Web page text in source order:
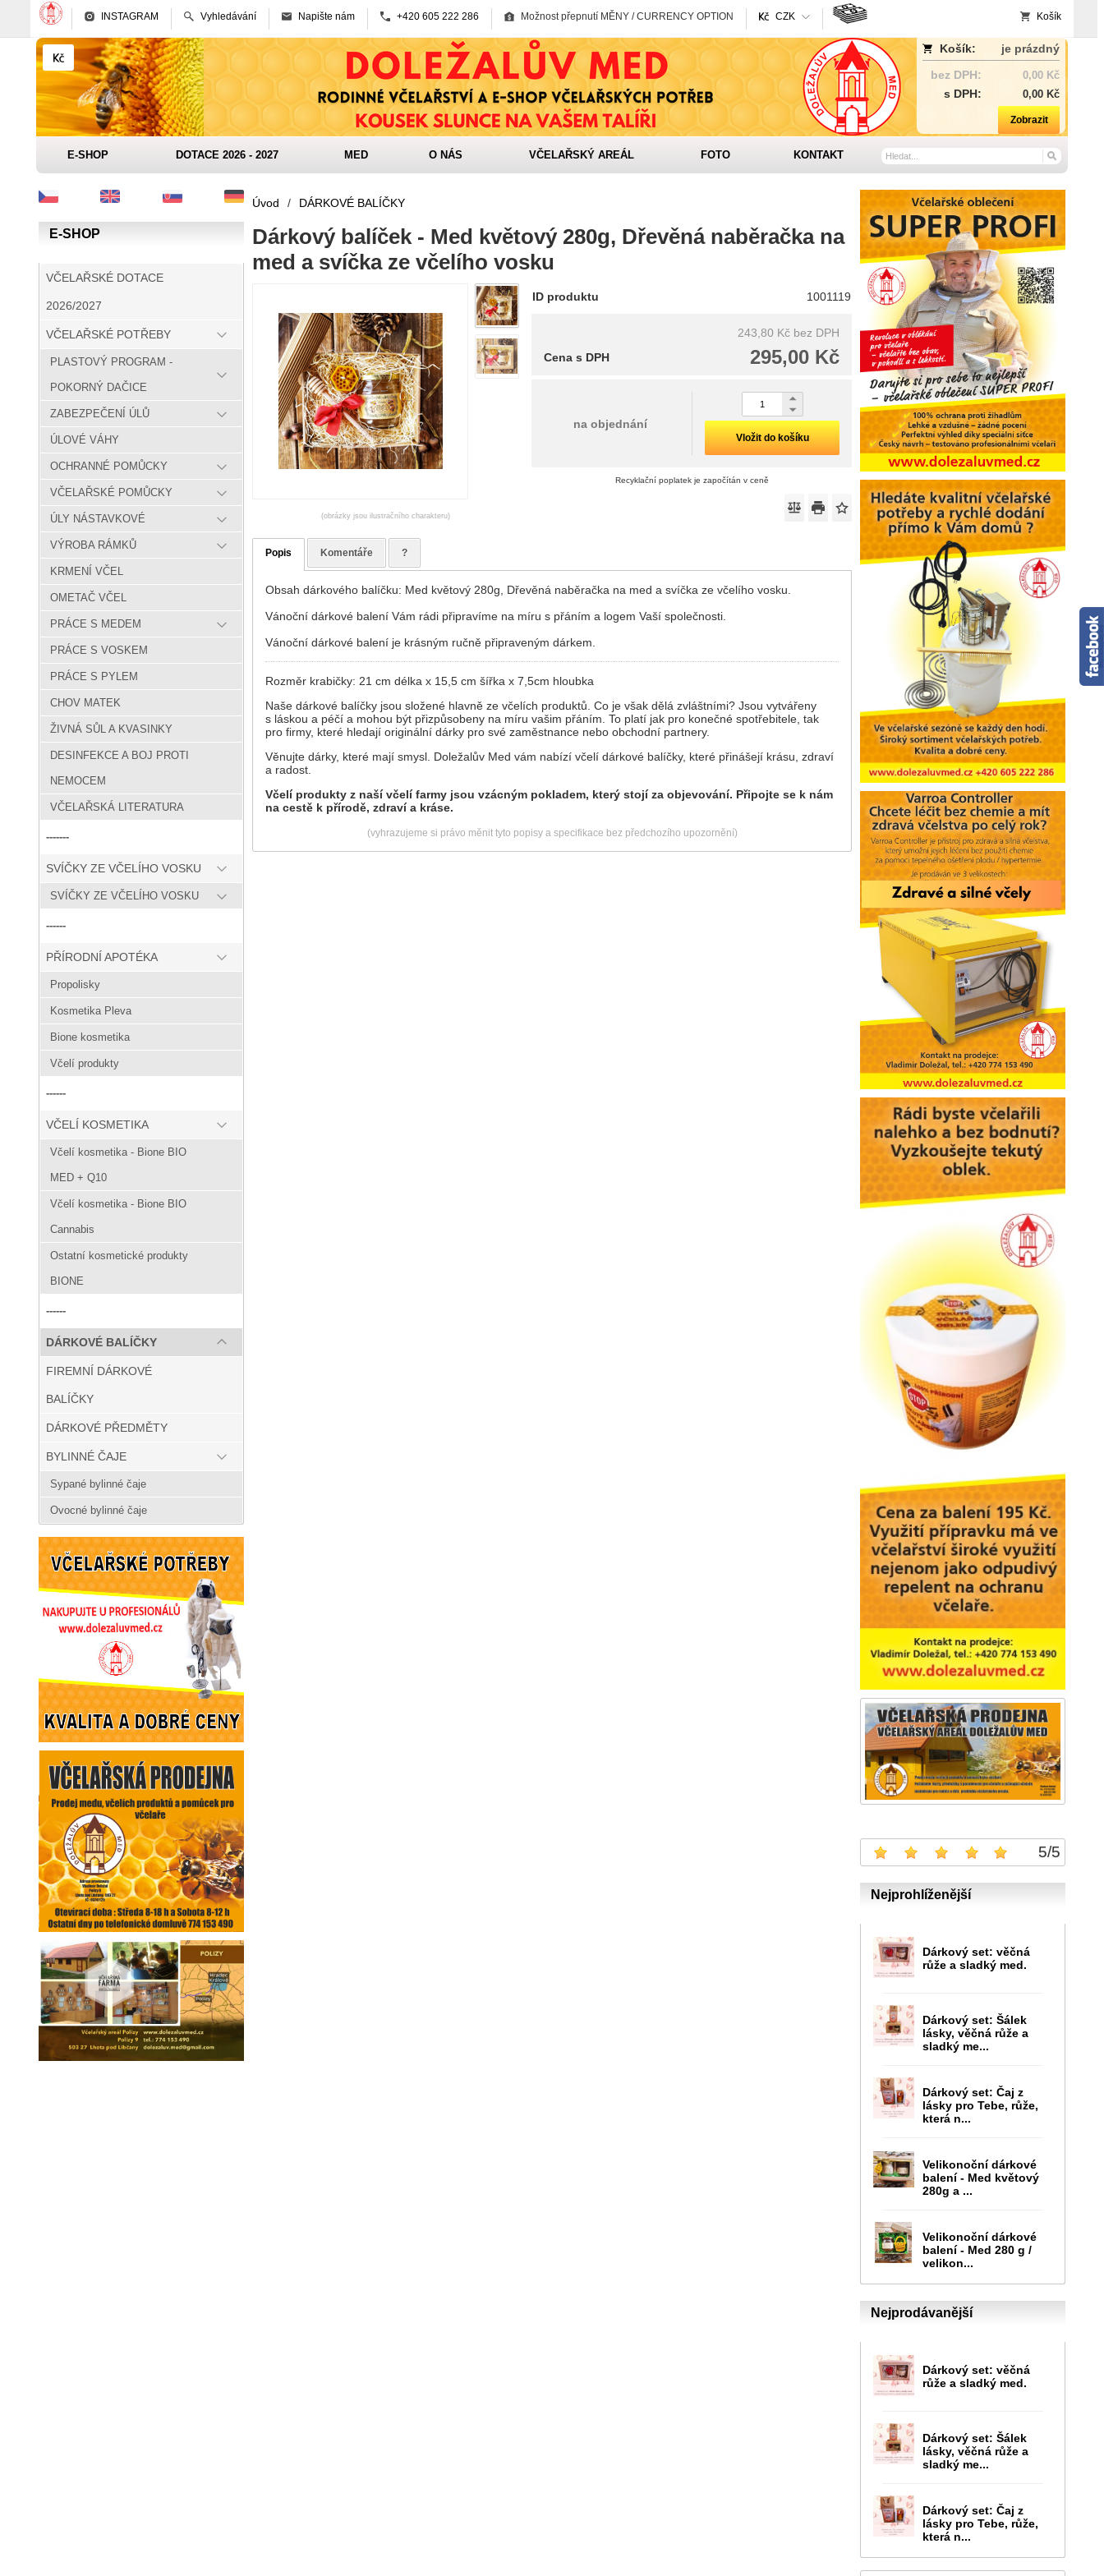
INSTAGRAM Vyhledávání Napište nám +420 605 222 286 Možnost přepnutí MĚNY / CURRENCY OPTION CZK Košík
Košík:
je prázdný
bez DPH:
0,00 Kč
s DPH: 0,00 Kč
Zobrazit
E-SHOP DOTACE 2026 - 2027 MED O NÁS VČELAŘSKÝ AREÁL FOTO KONTAKT
E-SHOP
VČELAŘSKÉ DOTACE
2026/2027
VČELAŘSKÉ POTŘEBY
PLASTOVÝ PROGRAM -
POKORNÝ DAČICE
ZABEZPEČENÍ ÚLŮ
ÚLOVÉ VÁHY
OCHRANNÉ POMŮCKY
VČELAŘSKÉ POMŮCKY
ÚLY NÁSTAVKOVÉ
VÝROBA RÁMKŮ
KRMENÍ VČEL
OMETAČ VČEL
PRÁCE S MEDEM
PRÁCE S VOSKEM
PRÁCE S PYLEM
CHOV MATEK
ŽIVNÁ SŮL A KVASINKY
DESINFEKCE A BOJ PROTI
NEMOCEM
VČELAŘSKÁ LITERATURA
-------
SVÍČKY ZE VČELÍHO VOSKU
SVÍČKY ZE VČELÍHO VOSKU
------
PŘÍRODNÍ APOTÉKA
Propolisky
Kosmetika Pleva
Bione kosmetika
Včelí produkty
------
VČELÍ KOSMETIKA
Včelí kosmetika - Bione BIO
MED + Q10
Včelí kosmetika - Bione BIO
Cannabis
Ostatní kosmetické produkty
BIONE
------
DÁRKOVÉ BALÍČKY
FIREMNÍ DÁRKOVÉ
BALÍČKY
DÁRKOVÉ PŘEDMĚTY
BYLINNÉ ČAJE
Sypané bylinné čaje
Ovocné bylinné čaje
5/5
Nejprohlíženější
Dárkový set: věčná
růže a sladký med.
Dárkový set: Šálek
lásky, věčná růže a
sladký me...
Dárkový set: Čaj z
lásky pro Tebe, růže,
která n...
Velikonoční dárkové
balení - Med květový
280g a ...
Velikonoční dárkové
balení - Med 280 g /
velikon...
Nejprodávanější
Dárkový set: věčná
růže a sladký med.
Dárkový set: Šálek
lásky, věčná růže a
sladký me...
Dárkový set: Čaj z
lásky pro Tebe, růže,
která n...
Úvod / DÁRKOVÉ BALÍČKY
Dárkový balíček - Med květový 280g, Dřevěná naběračka na
med a svíčka ze včelího vosku
(obrázky jsou ilustračního charakteru)
ID produktu 1001119
243,80 Kč bez DPH
295,00 Kč
Cena s DPH
na objednání
Vložit do košíku
Recyklační poplatek je započítán v ceně
Popis Komentáře ?
Obsah dárkového balíčku: Med květový 280g, Dřevěná naběračka na med a svíčka ze včelího vosku.
Vánoční dárkové balení Vám rádi připravíme na míru s přáním a logem Vaší společnosti.
Vánoční dárkové balení je krásným ručně připraveným dárkem.
Rozměr krabičky: 21 cm délka x 15,5 cm šířka x 7,5cm hloubka
Naše dárkové balíčky jsou složené hlavně ze včelích produktů. Co je však dělá zvláštními? Jsou vytvářeny
s láskou a péčí a mohou být přizpůsobeny na míru vašim přáním. To platí jak pro konečné spotřebitele, tak
pro firmy, které hledají originální dárky pro své zaměstnance nebo obchodní partnery.
Věnujte dárky, které mají smysl. Doležalův Med vám nabízí včelí dárkové balíčky, které přinášejí krásu, zdraví
a radost.
Včelí produkty z naší včelí farmy jsou vzácným pokladem, který stojí za objevování. Připojte se k nám
na cestě k přírodě, zdraví a kráse.
(vyhrazujeme si právo měnit tyto popisy a specifikace bez předchozího upozornění)